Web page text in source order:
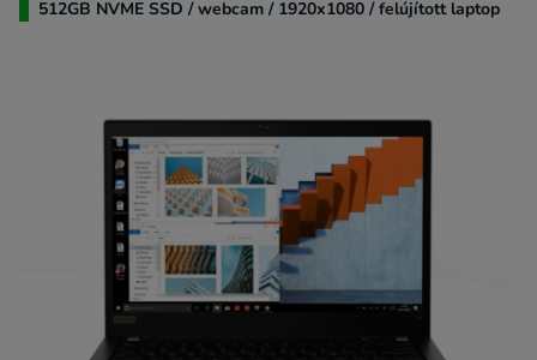
512GB NVME SSD / webcam / 1920x1080 / felújított laptop